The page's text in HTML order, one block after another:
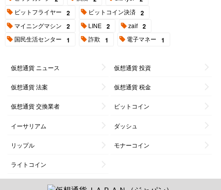
ビットフライヤー 2 ビットコイン決済 2
マイニングマシン 2 LINE 2 zaif 2
国民生活センター 1 詐欺 1 電子マネー 1
仮想通貨 ニュース 仮想通貨 投資
仮想通貨 法案 仮想通貨 税金
仮想通貨 交換業者 ビットコイン
イーサリアム ダッシュ
リップル モナーコイン
ライトコイン